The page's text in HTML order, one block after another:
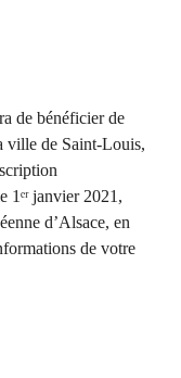
de bénéficier de
ville de Saint-Louis,
janvier 2021,
d’Alsace, en
de votre